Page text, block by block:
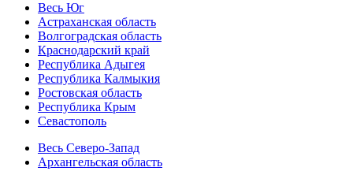
Весь Юг
Астраханская область
Волгоградская область
Краснодарский край
Республика Адыгея
Республика Калмыкия
Ростовская область
Республика Крым
Севастополь
Весь Северо-Запад
Архангельская область